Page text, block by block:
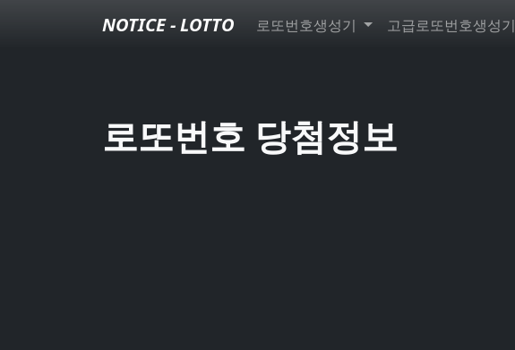
NOTICE - LOTTO 로또번호생성기 고급로또번호생성기
로또번호 당첨정보